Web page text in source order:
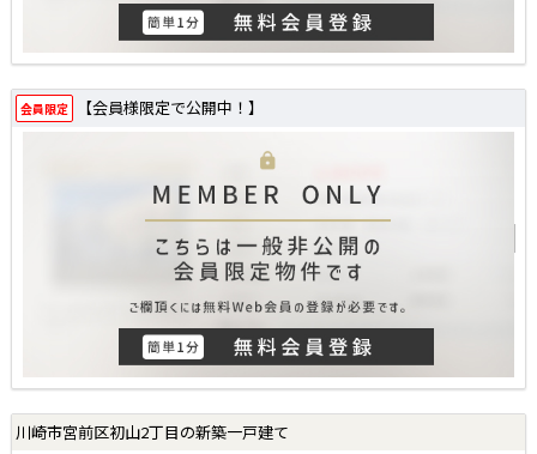
会員限定 【会員様限定で公開中！】
川崎市宮前区初山2丁目の新築一戸建て